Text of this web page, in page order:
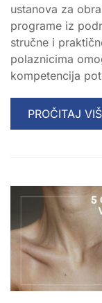
ustanova za
programe iz
stručne i
polaznicima
kompetencija
READ
MORE
PRIDRUŽI
NAM
SE
KAO
REFERADE!
PROČITAJ